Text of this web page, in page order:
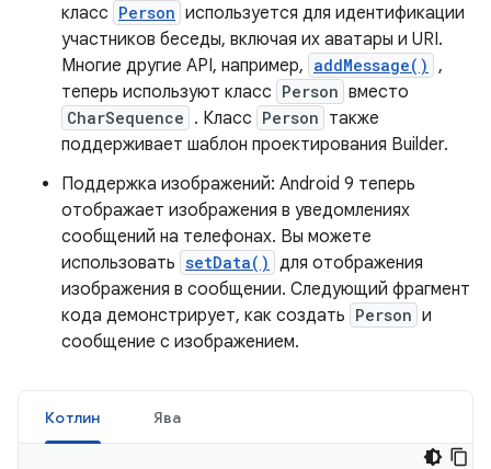
класс Person используется для идентификации
участников беседы, включая их аватары и URI.
Многие другие API, например, addMessage() ,
теперь используют класс Person вместо
CharSequence . Класс Person также
поддерживает шаблон проектирования Builder.
Поддержка изображений: Android 9 теперь
отображает изображения в уведомлениях
сообщений на телефонах. Вы можете
использовать setData() для отображения
изображения в сообщении. Следующий фрагмент
кода демонстрирует, как создать Person и
сообщение с изображением.
Котлин Ява